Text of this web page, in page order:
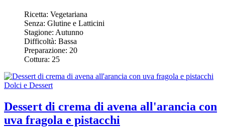
Ricetta: Vegetariana
Senza: Glutine e Latticini
Stagione: Autunno
Difficoltà: Bassa
Preparazione: 20
Cottura: 25
Dolci e Dessert
Dessert di crema di avena all'arancia con
uva fragola e pistacchi